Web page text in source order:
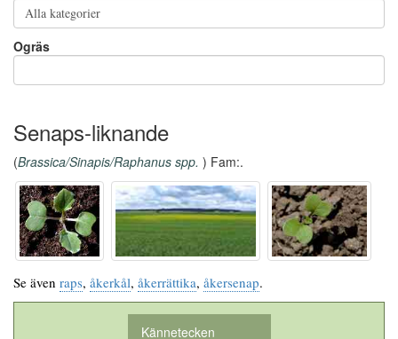
Ogräs
Senaps-liknande
(Brassica/Sinapis/Raphanus spp. ) Fam:.
Se även raps, åkerkål, åkerrättika, åkersenap.
Kännetecken